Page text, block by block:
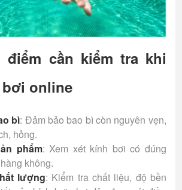
điểm cần kiểm tra khi
online
bì: Đảm bảo bao bì còn nguyên vẹn,
hỏng.
phẩm: Xem xét kính bơi có đúng
không.
lượng: Kiểm tra chất liệu, độ bền